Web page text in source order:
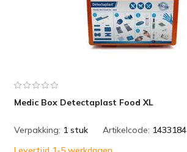
Medic Box Detectaplast Food XL
Verpakking: 1 stuk Artikelcode: 1433184